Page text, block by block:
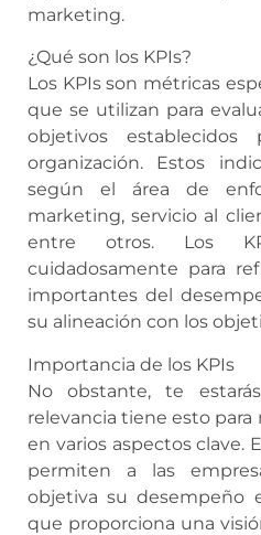
marketing.
¿Qué son los KPIs?
Los KPIs son métricas
que se utilizan para
objetivos
organización. Estos
según el área de
marketing, servicio al
entre otros. Los
cuidadosamente para
importantes del
su alineación con los
Importancia de los KPIs
No obstante, te
relevancia tiene esto para
en varios aspectos clave.
permiten a las
objetiva su desempeño
que proporciona una